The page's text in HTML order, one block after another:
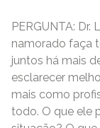
PERGUNTA:
namorado faça
juntos há mais
esclarecer
mais como
todo. O que ele